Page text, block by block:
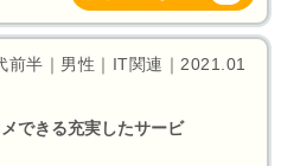
前半｜男性｜IT関連｜2021.01
できる充実したサービ